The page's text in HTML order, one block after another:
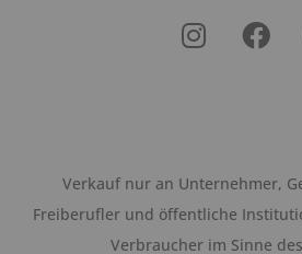
Verkauf nur an Unternehmer,
Freiberufler und öffentliche
Verbraucher im Sinne des